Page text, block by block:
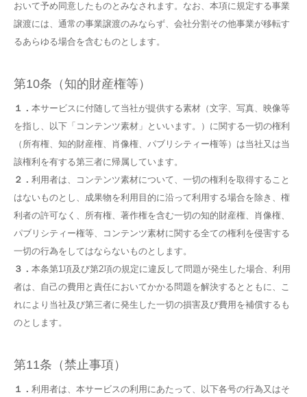
おいて予め同意したものとみなされます。なお、本項に規定する事業
譲渡には、通常の事業譲渡のみならず、会社分割その他事業が移転す
るあらゆる場合を含むものとします。
第10条（知的財産権等）
１． 本サービスに付随して当社が提供する素材（文字、写真、映像等
を指し、以下「コンテンツ素材」といいます。）に関する一切の権利
（所有権、知的財産権、肖像権、パブリシティー権等）は当社又は当
該権利を有する第三者に帰属しています。
２． 利用者は、コンテンツ素材について、一切の権利を取得すること
はないものとし、成果物を利用目的に沿って利用する場合を除き、権
利者の許可なく、所有権、著作権を含む一切の知的財産権、肖像権、
パブリシティー権等、コンテンツ素材に関する全ての権利を侵害する
一切の行為をしてはならないものとします。
３． 本条第1項及び第2項の規定に違反して問題が発生した場合、利用
者は、自己の費用と責任においてかかる問題を解決するとともに、こ
れにより当社及び第三者に発生した一切の損害及び費用を補償するも
のとします。
第11条（禁止事項）
１． 利用者は、本サービスの利用にあたって、以下各号の行為又はそ